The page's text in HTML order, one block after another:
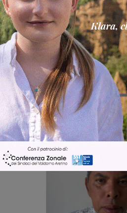
Articolo precedente
Serristori, Forza Italia: “Cittadinanza
preoccupata, imbarazzante il silenzio
della Regione”
Ultime Notizie